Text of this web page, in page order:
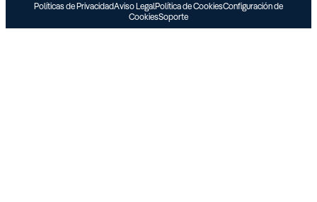
Políticas de PrivacidadAviso LegalPolítica de CookiesConfiguración de
CookiesSoporte